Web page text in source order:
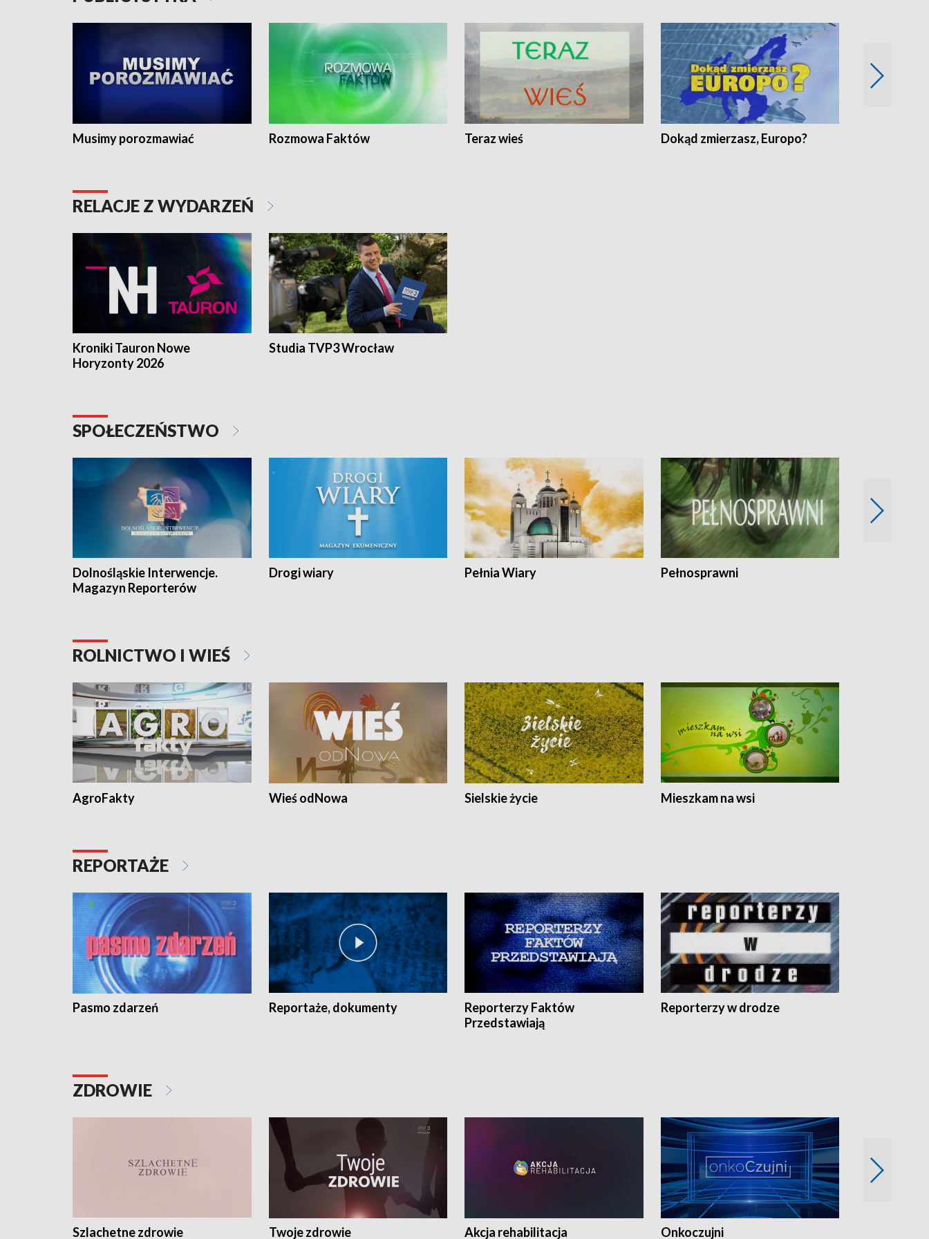
Musimy porozmawiać Rozmowa Faktów Teraz wieś Dokąd zmierzasz, Europo?
RELACJE Z WYDARZEŃ
Kroniki Tauron Nowe
Horyzonty 2026
Studia TVP3 Wrocław
SPOŁECZEŃSTWO
Dolnośląskie Interwencje.
Magazyn Reporterów
Drogi wiary Pełnia Wiary Pełnosprawni
ROLNICTWO I WIEŚ
AgroFakty Wieś odNowa Sielskie życie Mieszkam na wsi
REPORTAŻE
Pasmo zdarzeń Reportaże, dokumenty
Reporterzy Faktów
Przedstawiają
Reporterzy w drodze
ZDROWIE
Szlachetne zdrowie Twoje zdrowie Akcja rehabilitacja Onkoczujni